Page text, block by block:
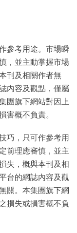
參考用途。市場瞬
，並主動掌握市場
刊及相關作者無
內容及觀點，僅屬
團旗下網站對因上
害概不負責。
巧，只可作參考用
前理應審慎，並主
失，概與本刊及相
台的網誌內容及觀
關。本集團旗下網
損失或損害概不負